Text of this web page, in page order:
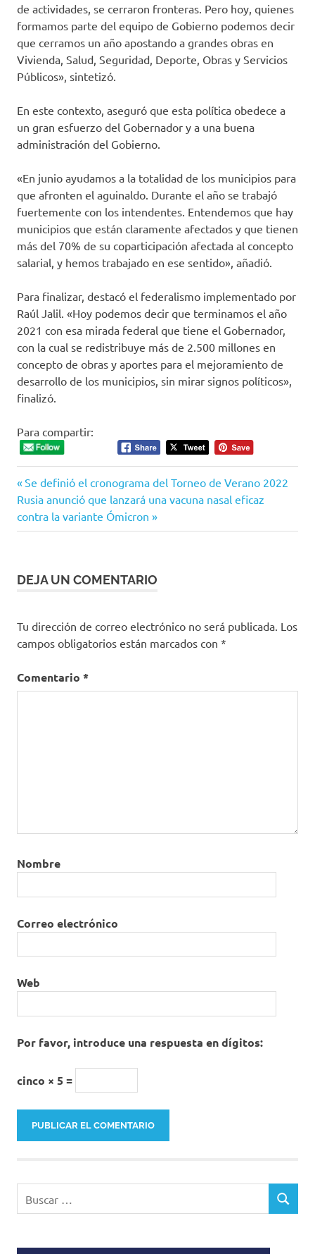
de actividades, se cerraron fronteras. Pero hoy, quienes
formamos parte del equipo de Gobierno podemos decir
que cerramos un año apostando a grandes obras en
Vivienda, Salud, Seguridad, Deporte, Obras y Servicios
Públicos», sintetizó.
En este contexto, aseguró que esta política obedece a
un gran esfuerzo del Gobernador y a una buena
administración del Gobierno.
«En junio ayudamos a la totalidad de los municipios para
que afronten el aguinaldo. Durante el año se trabajó
fuertemente con los intendentes. Entendemos que hay
municipios que están claramente afectados y que tienen
más del 70% de su coparticipación afectada al concepto
salarial, y hemos trabajado en ese sentido», añadió.
Para finalizar, destacó el federalismo implementado por
Raúl Jalil. «Hoy podemos decir que terminamos el año
2021 con esa mirada federal que tiene el Gobernador,
con la cual se redistribuye más de 2.500 millones en
concepto de obras y aportes para el mejoramiento de
desarrollo de los municipios, sin mirar signos políticos»,
finalizó.
Para compartir:
Navegación
de
Entrada
anterior:
Se definió el cronograma del Torneo de Verano 2022
Siguiente
entrada:
Rusia anunció que lanzará una vacuna nasal eficaz
contra la variante Ómicron
DEJA UN COMENTARIO
Tu dirección de correo electrónico no será publicada. Los
campos obligatorios están marcados con *
Comentario *
Nombre
Correo electrónico
Web
Por favor, introduce una respuesta en dígitos:
cinco × 5 =
BUSCAR